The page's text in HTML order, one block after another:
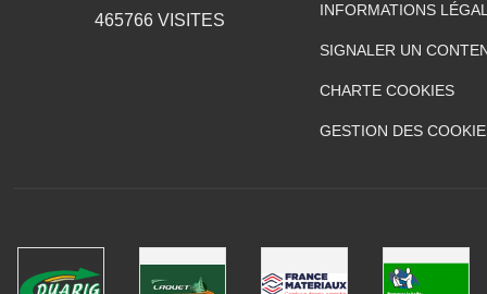
465766 VISITES
INFORMATIONS
SIGNALER UN
CHARTE COOKIES
GESTION DES